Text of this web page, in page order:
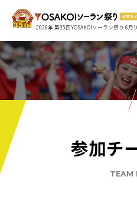
2026年 第35回YOSAKOIソーラン祭り 6月
参加チ
TEAM